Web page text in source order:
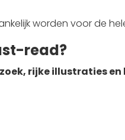
worden voor de
read?
rijke illustraties